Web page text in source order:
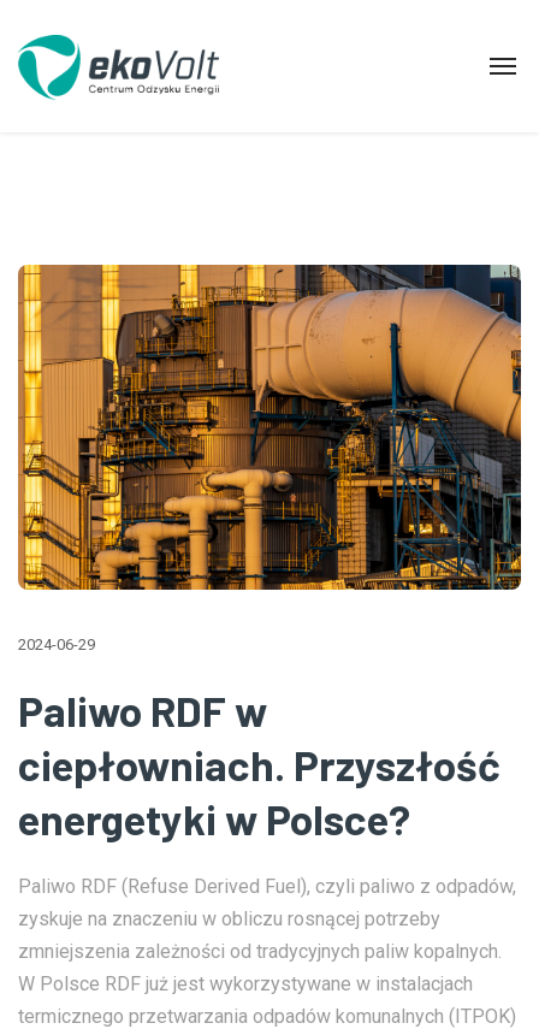
2024-06-29
Paliwo RDF w
ciepłowniach. Przyszłość
energetyki w Polsce?
Paliwo RDF (Refuse Derived Fuel), czyli paliwo z odpadów,
zyskuje na znaczeniu w obliczu rosnącej potrzeby
zmniejszenia zależności od tradycyjnych paliw kopalnych.
W Polsce RDF już jest wykorzystywane w instalacjach
termicznego przetwarzania odpadów komunalnych (ITPOK)